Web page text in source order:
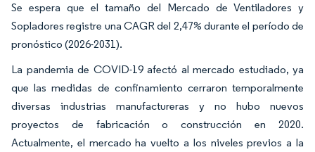
Se espera que el tamaño del Mercado de Ventiladores y
Sopladores registre una CAGR del 2,47% durante el período de
pronóstico (2026-2031).
La pandemia de COVID-19 afectó al mercado estudiado, ya
que las medidas de confinamiento cerraron temporalmente
diversas industrias manufactureras y no hubo nuevos
proyectos de fabricación o construcción en 2020.
Actualmente, el mercado ha vuelto a los niveles previos a la